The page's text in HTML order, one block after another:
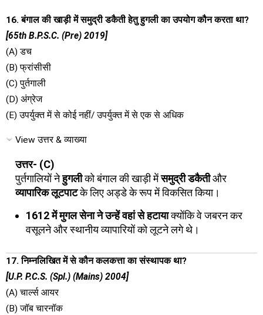
16. बंगाल की खाड़ी में समुद्री डकैती हेतु हुगली का उपयोग कौन करता था?
[65th B.P.S.C. (Pre) 2019]
(A) डच
(B) फ्रांसीसी
(C) पुर्तगाली
(D) अंग्रेज
(E) उपर्युक्त में से कोई नहीं/ उपर्युक्त में से एक से अधिक
View उत्तर & व्याख्या
उत्तर- (C)
पुर्तगालियों नेहुगलीको बंगाल की खाड़ी मेंसमुद्री डकैतीऔर
व्यापारिक लूटपाटके लिए अड्डे के रूप में विकसित किया।
1612 में मुगल सेना ने उन्हें वहां से हटायाक्योंकि वे जबरन कर
वसूलने और स्थानीय व्यापारियों को लूटने लगे थे।
17. निम्नलिखित में से कौन कलकत्ता का संस्थापक था?
[U.P. P.C.S. (Spl.) (Mains) 2004]
(A) चार्ल्स आयर
(B) जॉब चारनॉक